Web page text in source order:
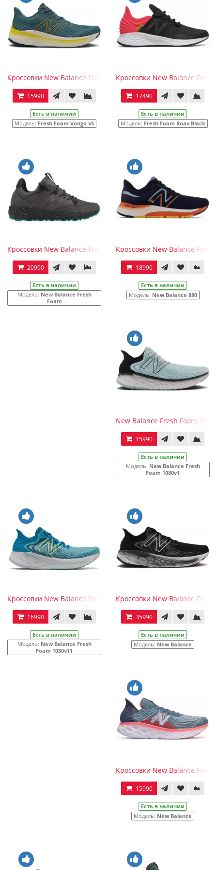
Кроссовки New Balance Fresh Foam Vongo v5 Green
15990
Есть в наличии
Модель: Fresh Foam Vongo v5
Кроссовки New Balance
17490
Есть в наличии
Модель: Fresh Foam Roav Black
Кроссовки New Balance Fresh Foam Crag Trail Running
20990
Есть в наличии
Модель: New Balance Fresh
Foam
Кроссовки New Balance
18990
Есть в наличии
Модель: New Balance 880
New Balance Fresh Foam
15990
Есть в наличии
Модель: New Balance Fresh
Foam 1080v1
Кроссовки New Balance Fresh Foam 1080v11 голубые
16990
Есть в наличии
Модель: New Balance Fresh
Foam 1080v11
Кроссовки New Balance
35990
Есть в наличии
Модель: New Balance
Кроссовки New Balance
15990
Есть в наличии
Модель: New Balance